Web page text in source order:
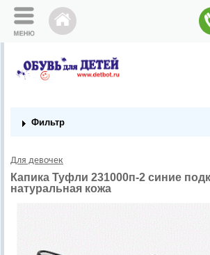
Фильтр
Для девочек
Капика Туфли 231000п-2 синие
натуральная кожа